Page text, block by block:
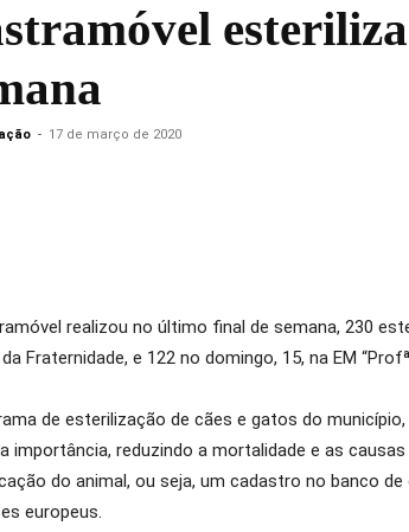
- 17 de março de 2020
realizou no último final de semana, 230
Fraternidade, e 122 no domingo, 15, na EM
de esterilização de cães e gatos do
importância, reduzindo a mortalidade e as
do animal, ou seja, um cadastro no banco
europeus.